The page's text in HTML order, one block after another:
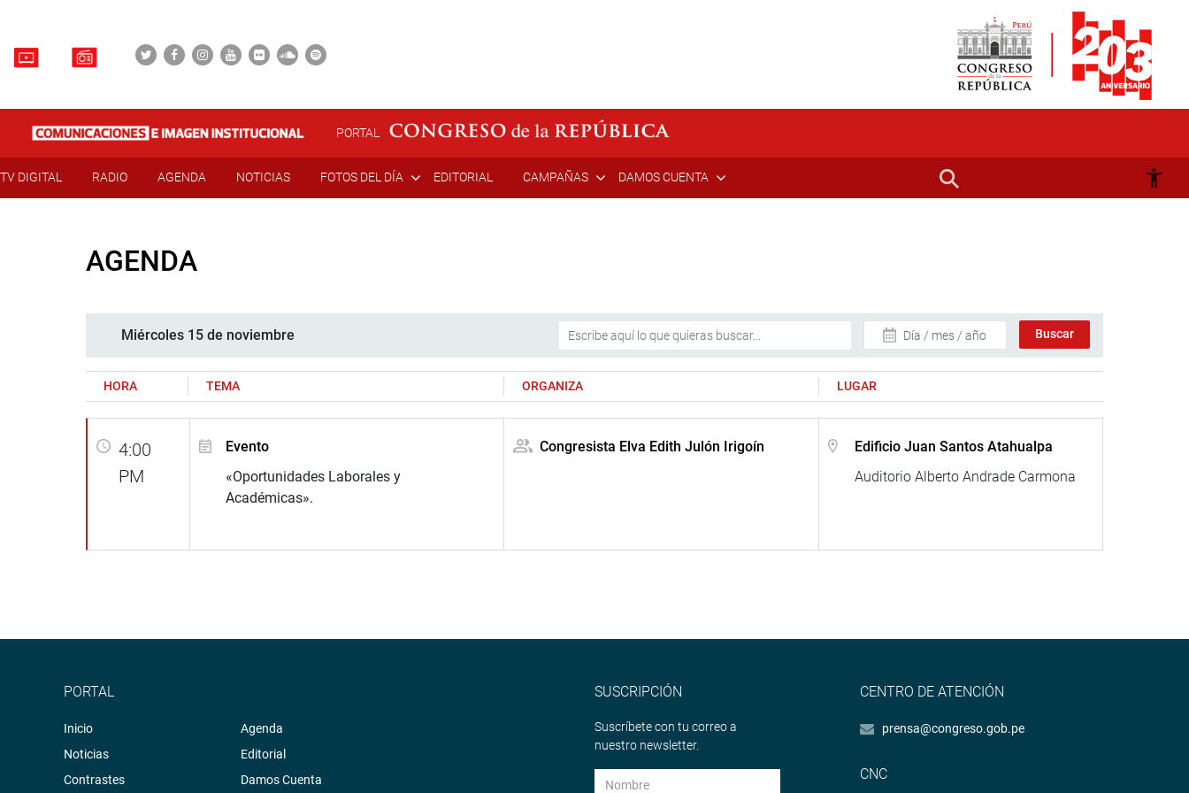
PORTAL
TV DIGITAL RADIO AGENDA NOTICIAS FOTOS DEL DÍA EDITORIAL CAMPAÑAS DAMOS CUENTA
AGENDA
Miércoles 15 de noviembre Día / mes / año
HORA TEMA ORGANIZA LUGAR
4:00
PM
Evento
«Oportunidades Laborales y
Académicas».
Congresista Elva Edith Julón Irigoín
Edificio Juan Santos Atahualpa
Auditorio Alberto Andrade Carmona
PORTAL
Inicio
Noticias
Contrastes
Agenda
Editorial
Damos Cuenta
SUSCRIPCIÓN
Suscríbete con tu correo a
nuestro newsletter.
CENTRO DE ATENCIÓN
prensa@congreso.gob.pe
CNC